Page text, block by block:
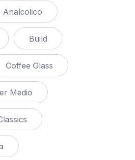
Analcolico
Build
Coffee Glass
Medio